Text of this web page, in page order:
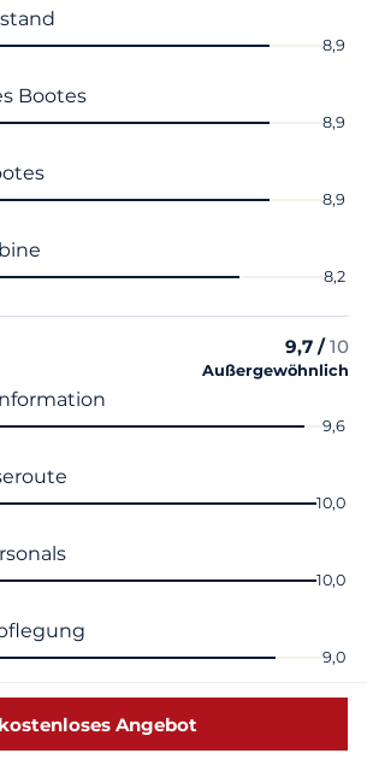
8,9
Bootes
8,9
8,9
8,2
9,7 /10
Außergewöhnlich
Note
9,6
10,0
10,0
9,0
kostenloses Angebot